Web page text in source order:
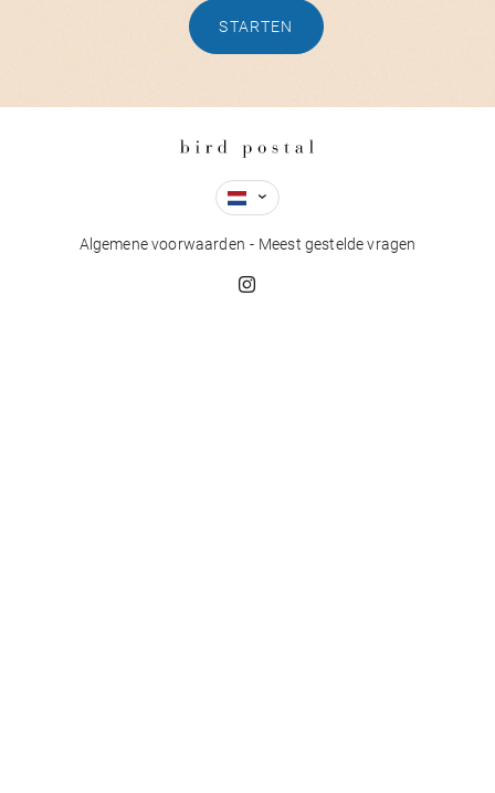
STARTEN
Algemene voorwaarden Meest gestelde vragen